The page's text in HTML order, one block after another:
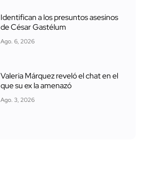
Identifican a los presuntos asesinos
de César Gastélum
Ago. 6, 2026
Valeria Márquez reveló el chat en el
que su ex la amenazó
Ago. 3, 2026